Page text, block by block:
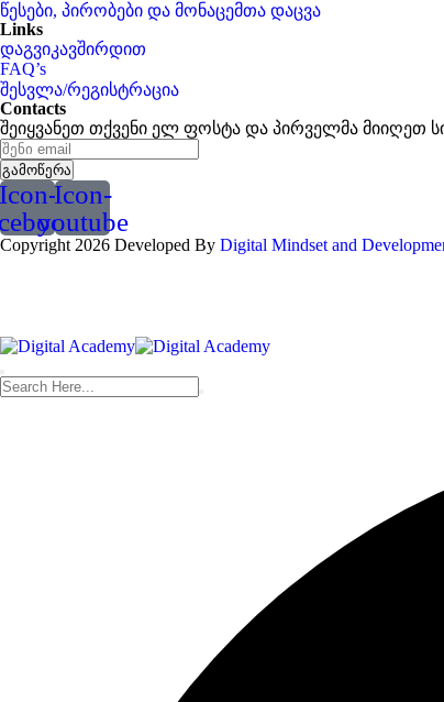
წესები, პირობები და მონაცემთა დაცვა
Links
დაგვიკავშირდით
FAQ’s
შესვლა/რეგისტრაცია
Contacts
შეიყვანეთ თქვენი ელ ფოსტა და პირველმა მიიღეთ
გამოწერა
Icon-
youtube
Copyright 2026 Developed By Digital Mindset and